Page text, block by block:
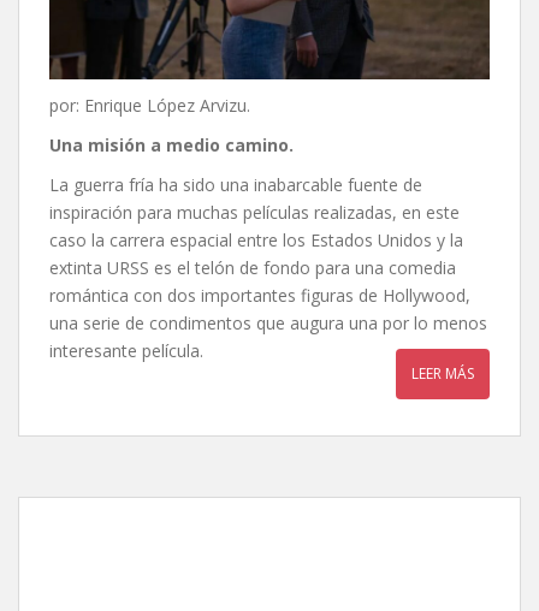
por: Enrique López Arvizu.
Una misión a medio camino.
La guerra fría ha sido una inabarcable fuente de
inspiración para muchas películas realizadas, en este
caso la carrera espacial entre los Estados Unidos y la
extinta URSS es el telón de fondo para una comedia
romántica con dos importantes figuras de Hollywood,
una serie de condimentos que augura una por lo menos
interesante película.
LEER MÁS